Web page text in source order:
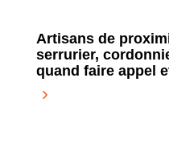
Artisans de
serrurier,
quand faire appel